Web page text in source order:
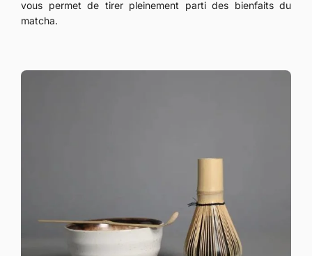
vous permet de tirer pleinement parti des bienfaits du
matcha.